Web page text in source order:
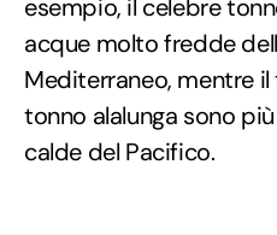
esempio, il celebre
acque molto fredde
Mediterraneo, mentre
tonno alalunga sono
calde del Pacifico.